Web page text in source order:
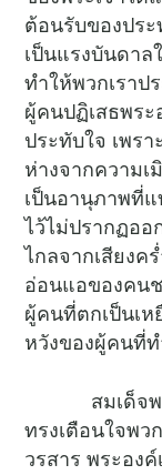
ต้อนรับของปร
เป็นแรงบันดาล
ทำให้พวกเราป
ผู้คนปฏิเสธพระ
ประทับใจ เพร
ห่างจากความเ
เป็นอานุภาพที่
ไว้ไม่ปรากฏออ
ไกลจากเสียงค
อ่อนแอของคน
ผู้คนที่ตกเป็นเ
หวังของผู้คนที่
สมเด็จพระ
ทรงเตือนใจพว
วรสาร พระองค์